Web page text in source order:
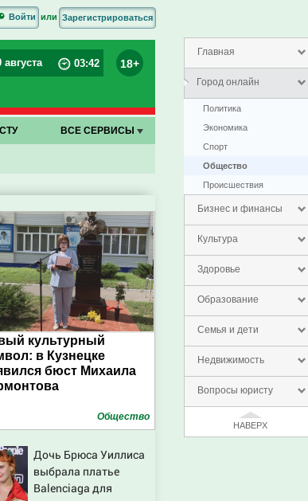
Главная
Город онлайн
Политика
Экономика
Спорт
Общество
Проиcшествия
Бизнес и финансы
Культура
Здоровье
Образование
Семья и дети
Недвижимость
Вопросы юристу
НАВЕРХ
Войти или Зарегистрироваться
августа 03:42 18+
ВСЕ СЕРВИСЫ
культурный
в Кузнецке
бюст Михаила
Общество
Дочь Брюса Уиллиса
выбрала платье
Balenciaga для